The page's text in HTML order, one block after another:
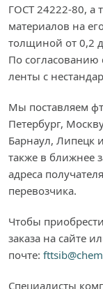
ГОСТ 24222-80, а
материалов на
толщиной от 0,2
По согласованию
ленты с
Мы поставляем
Петербург,
Барнаул, Липецк
также в ближнее
адреса
перевозчика.
Чтобы
заказа на сайте
почте:
Специалисты